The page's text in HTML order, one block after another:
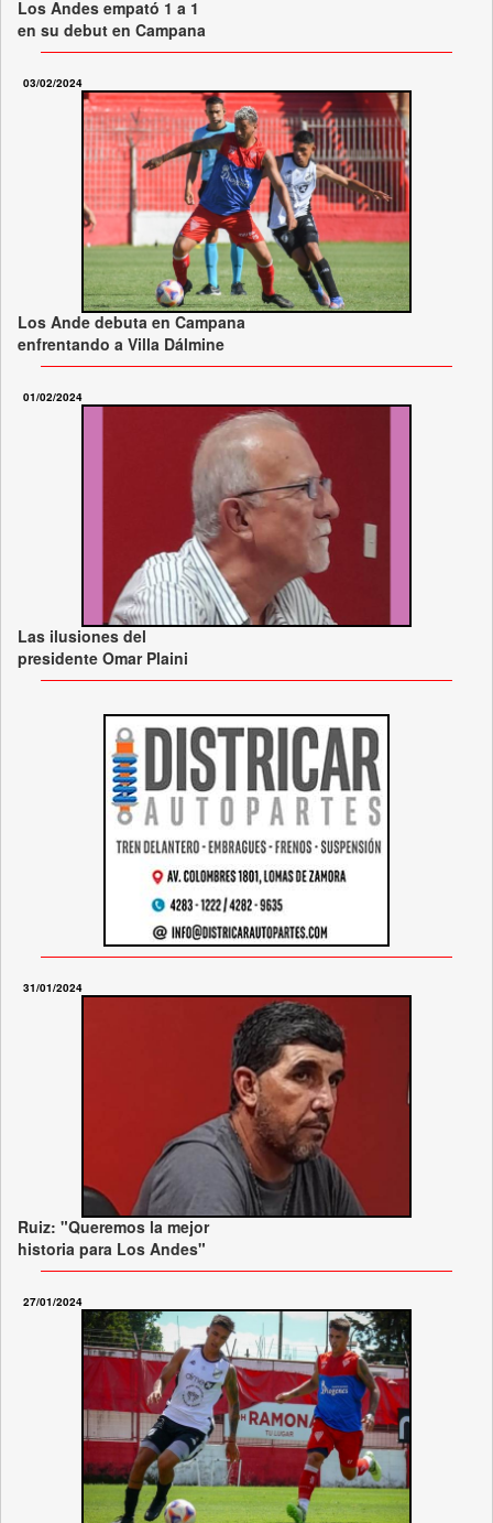
Los Andes empató 1 a 1
en su debut en Campana
03/02/2024
Los Ande debuta en Campana
enfrentando a Villa Dálmine
01/02/2024
Las ilusiones del
presidente Omar Plaini
31/01/2024
Ruiz: "Queremos la mejor
historia para Los Andes"
27/01/2024